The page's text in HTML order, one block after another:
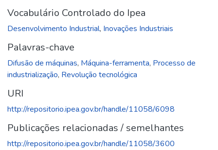
Vocabulário Controlado do Ipea
Desenvolvimento Industrial, Inovações Industriais
Palavras-chave
Difusão de máquinas, Máquina-ferramenta, Processo de
industrialização, Revolução tecnológica
URI
http://repositorio.ipea.gov.br/handle/11058/6098
Publicações relacionadas / semelhantes
http://repositorio.ipea.gov.br/handle/11058/3600